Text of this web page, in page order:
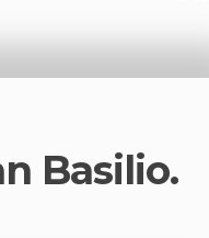
Basilio.